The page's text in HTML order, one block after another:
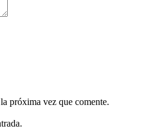
próxima vez que comente.